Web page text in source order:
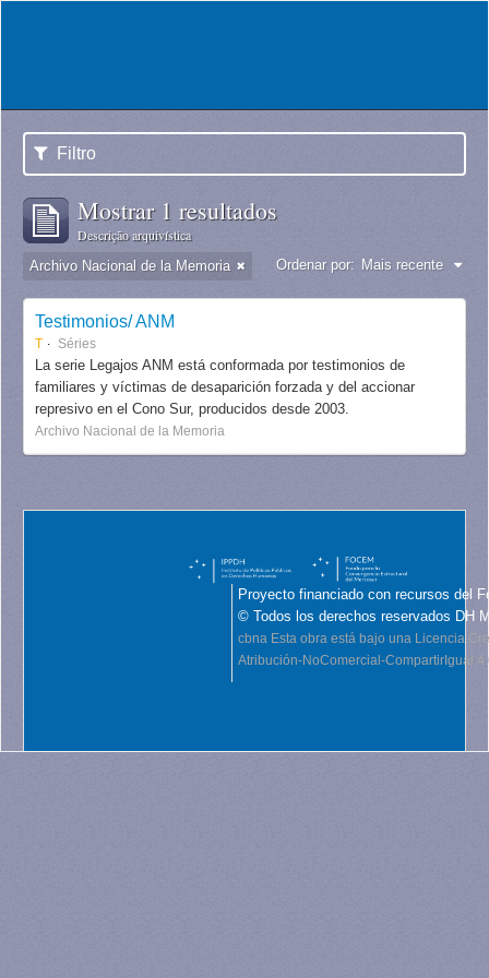
Filtro
Mostrar 1 resultados
Descrição arquivística
Archivo Nacional de la Memoria Ordenar por: Mais recente
Testimonios/ ANM
T Séries
La serie Legajos ANM está conformada por testimonios de
familiares y víctimas de desaparición forzada y del accionar
represivo en el Cono Sur, producidos desde 2003.
Archivo Nacional de la Memoria
Proyecto financiado con recursos del
© Todos los derechos reservados DH
cbna Esta obra está bajo una Licencia
Atribución-NoComercial-CompartirIgual